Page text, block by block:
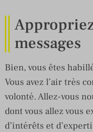
messages
Bien, vous êtes
Vous avez l’air très
volonté. Allez-vous
dont vous allez vous
d’intérêts et